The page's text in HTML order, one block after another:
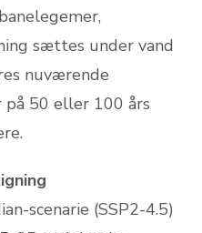
sættes under vand
nuværende
på 50 eller 100 års
scenarie (SSP2-4.5)